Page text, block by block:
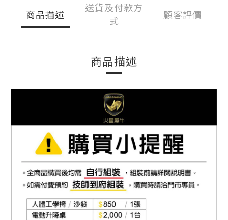
商品描述
送貨及付款方
式
顧客評價
商品描述